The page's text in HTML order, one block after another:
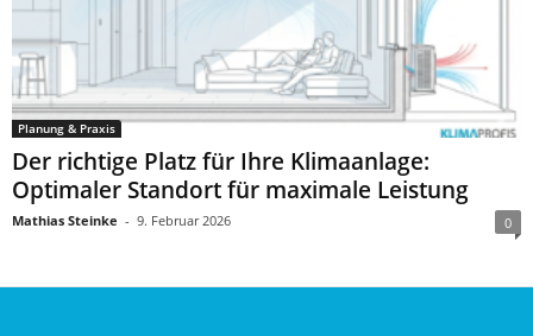
Planung & Praxis
Der richtige Platz für Ihre Klimaanlage:
Optimaler Standort für maximale Leistung
Mathias Steinke - 9. Februar 2026 0